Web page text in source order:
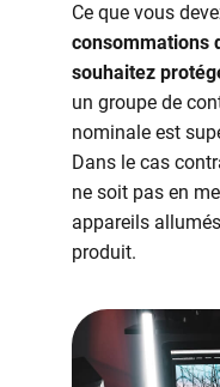
Ce que vous
consommations
souhaitez
un groupe de
nominale est
Dans le cas
ne soit pas en
appareils
produit.